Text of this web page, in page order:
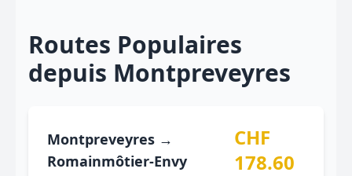
Routes Populaires
depuis Montpreveyres
Montpreveyres →
Romainmôtier-Envy
CHF
178.60